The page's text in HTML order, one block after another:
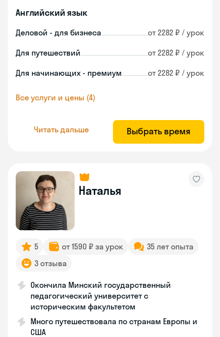
Английский язык
Деловой - для бизнеса от 2282 ₽ / урок
Для путешествий от 2282 ₽ / урок
Для начинающих - премиум от 2282 ₽ / урок
Все услуги и цены (4)
Читать дальше Выбрать время
Наталья
5 от 1590 ₽ за урок
35 лет опыта
3 отзыва
Окончила Минский государственный
педагогический университет с
историческим факультетом
Много путешествовала по странам Европы и
США